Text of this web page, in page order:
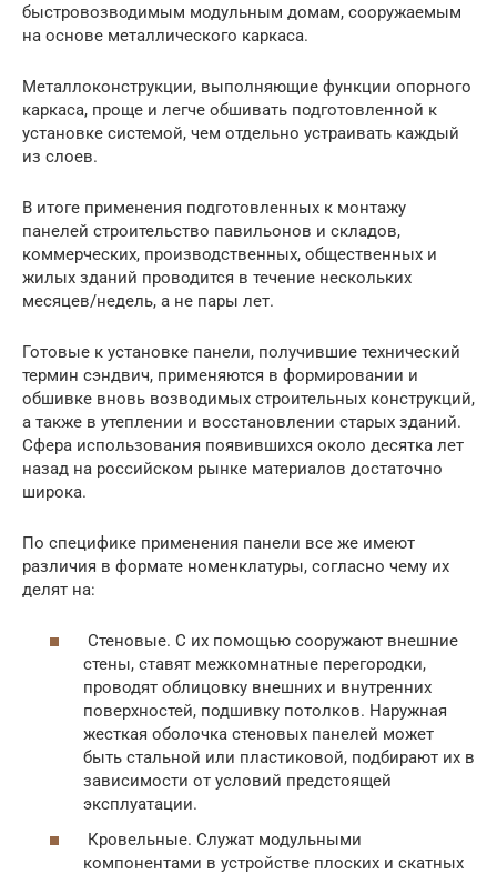
быстровозводимым модульным домам, сооружаемым
на основе металлического каркаса.
Металлоконструкции, выполняющие функции опорного
каркаса, проще и легче обшивать подготовленной к
установке системой, чем отдельно устраивать каждый
из слоев.
В итоге применения подготовленных к монтажу
панелей строительство павильонов и складов,
коммерческих, производственных, общественных и
жилых зданий проводится в течение нескольких
месяцев/недель, а не пары лет.
Готовые к установке панели, получившие технический
термин сэндвич, применяются в формировании и
обшивке вновь возводимых строительных конструкций,
а также в утеплении и восстановлении старых зданий.
Сфера использования появившихся около десятка лет
назад на российском рынке материалов достаточно
широка.
По специфике применения панели все же имеют
различия в формате номенклатуры, согласно чему их
делят на:
Стеновые. С их помощью сооружают внешние
стены, ставят межкомнатные перегородки,
проводят облицовку внешних и внутренних
поверхностей, подшивку потолков. Наружная
жесткая оболочка стеновых панелей может
быть стальной или пластиковой, подбирают их в
зависимости от условий предстоящей
эксплуатации.
Кровельные. Служат модульными
компонентами в устройстве плоских и скатных